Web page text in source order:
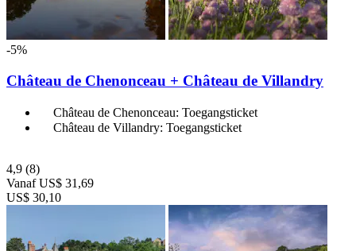
-5%
Château de Chenonceau + Château de Villandry
Château de Chenonceau: Toegangsticket
Château de Villandry: Toegangsticket
4,9 (8)
Vanaf US$ 31,69
US$ 30,10